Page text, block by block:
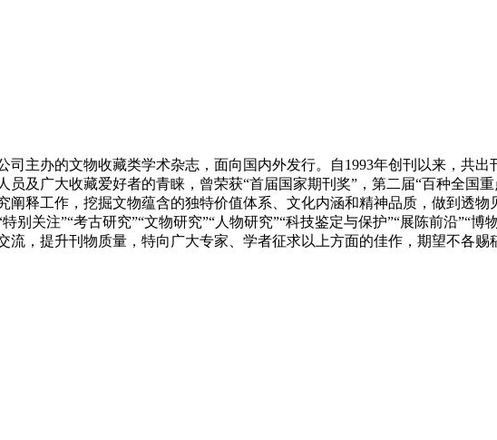
司主办的文物收藏类学术杂志，面向国内外发行。自1993年创刊以来，共
及广大收藏爱好者的青睐，曾荣获“首届国家期刊奖”，第二届“百种全国
阐释工作，挖掘文物蕴含的独特价值体系、文化内涵和精神品质，做到透
别关注”“考古研究”“文物研究”“人物研究”“科技鉴定与保护”“展陈前沿”“
，提升刊物质量，特向广大专家、学者征求以上方面的佳作，期望不各赐